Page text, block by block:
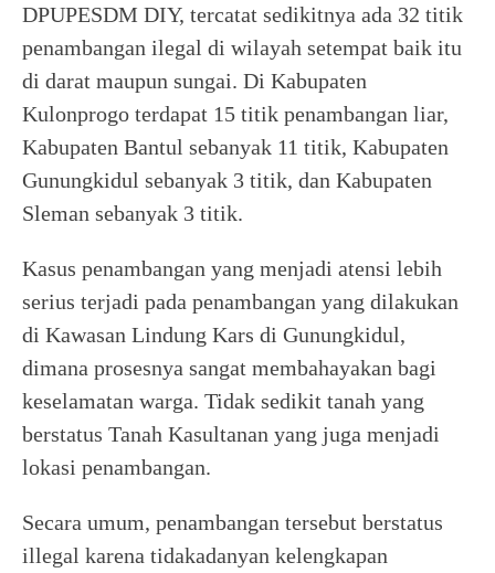
DPUPESDM DIY, tercatat sedikitnya ada 32 titik
penambangan ilegal di wilayah setempat baik itu
di darat maupun sungai. Di Kabupaten
Kulonprogo terdapat 15 titik penambangan liar,
Kabupaten Bantul sebanyak 11 titik, Kabupaten
Gunungkidul sebanyak 3 titik, dan Kabupaten
Sleman sebanyak 3 titik.
Kasus penambangan yang menjadi atensi lebih
serius terjadi pada penambangan yang dilakukan
di Kawasan Lindung Kars di Gunungkidul,
dimana prosesnya sangat membahayakan bagi
keselamatan warga. Tidak sedikit tanah yang
berstatus Tanah Kasultanan yang juga menjadi
lokasi penambangan.
Secara umum, penambangan tersebut berstatus
illegal karena tidakadanyan kelengkapan